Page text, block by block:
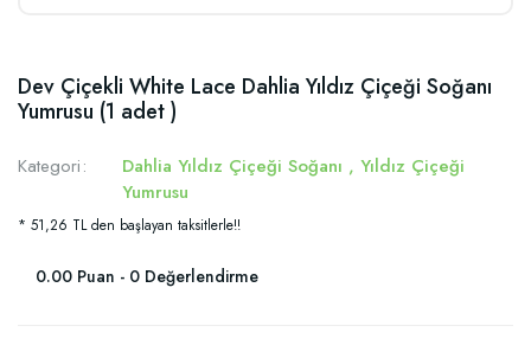
Dev Çiçekli White Lace Dahlia Yıldız Çiçeği Soğanı
Yumrusu (1 adet )
Kategori Dahlia Yıldız Çiçeği Soğanı ,Yıldız Çiçeği
Yumrusu
* 51,26 TL den başlayan taksitlerle!!
0.00 Puan - 0 Değerlendirme